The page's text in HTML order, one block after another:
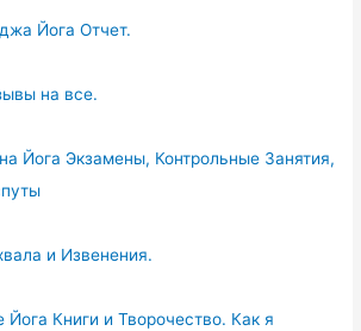
Йога Отчет.
на все.
Йога Экзамены, Контрольные Занятия,
и Извенения.
Книги и Творочество. Как я